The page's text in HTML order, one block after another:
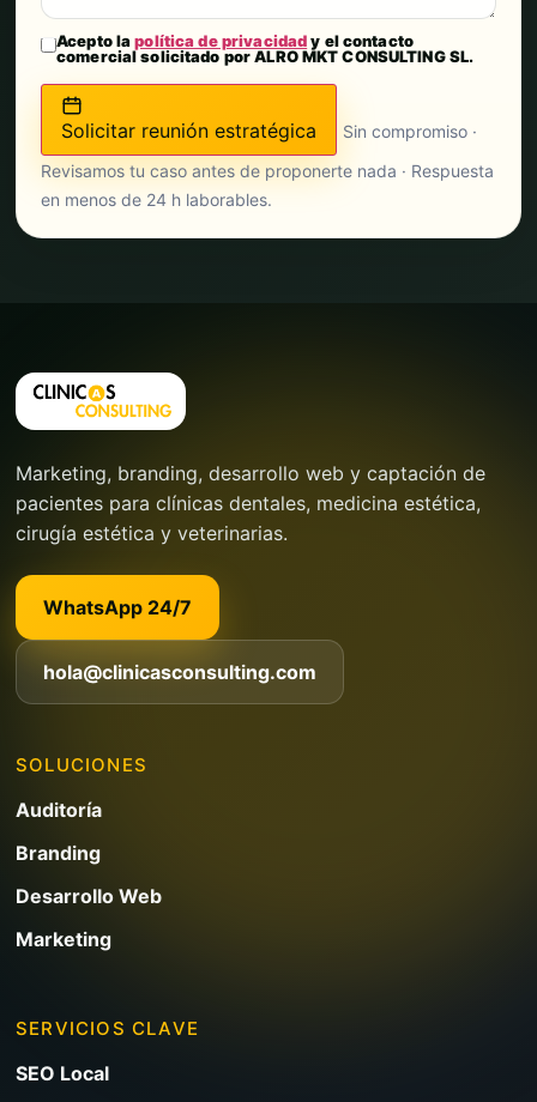
Acepto lapolítica de privacidady el contacto
comercial solicitado por ALRO MKT CONSULTING SL.
Solicitar reunión estratégica
Sin compromiso ·
Revisamos tu caso antes de proponerte nada · Respuesta
en menos de 24 h laborables.
Marketing, branding, desarrollo web y captación de
pacientes para clínicas dentales, medicina estética,
cirugía estética y veterinarias.
WhatsApp 24/7
hola@clinicasconsulting.com
SOLUCIONES
Auditoría
Branding
Desarrollo Web
Marketing
SERVICIOS CLAVE
SEO Local